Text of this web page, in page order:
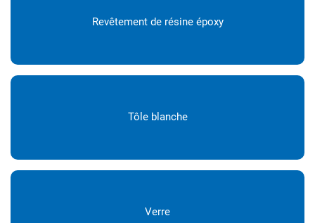
Revêtement de résine époxy
Tôle blanche
Verre